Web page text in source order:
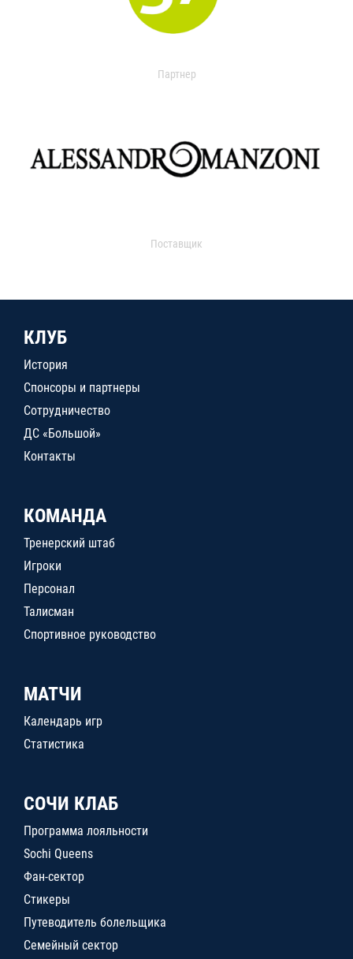
Партнер
Поставщик
КЛУБ
История
Спонсоры и партнеры
Сотрудничество
ДС «Большой»
Контакты
КОМАНДА
Тренерский штаб
Игроки
Персонал
Талисман
Спортивное руководство
МАТЧИ
Календарь игр
Статистика
СОЧИ КЛАБ
Программа лояльности
Sochi Queens
Фан-сектор
Стикеры
Путеводитель болельщика
Семейный сектор